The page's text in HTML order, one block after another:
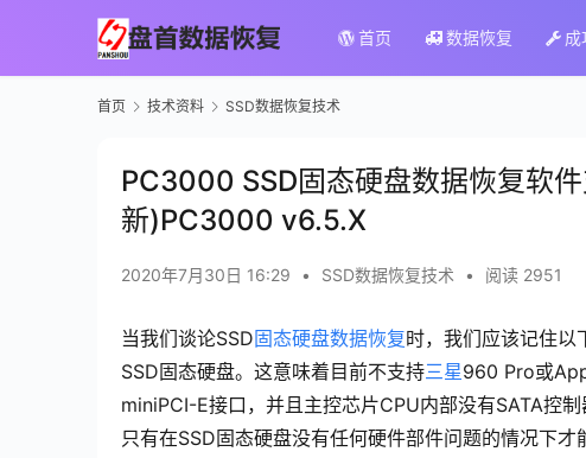
首页 数据恢复 成
首页 技术资料 SSD数据恢复技术
PC3000 SSD固态硬盘数据恢复软
新)PC3000 v6.5.X
2020年7月30日 16:29 • SSD数据恢复技术 • 阅读 2951
当我们谈论SSD固态硬盘数据恢复时，我们应该记住以
SSD固态硬盘。这意味着目前不支持三星960 Pro或
miniPCI-E接口，并且主控芯片CPU内部没有SATA控制
只有在SSD固态硬盘没有任何硬件部件问题的情况下才